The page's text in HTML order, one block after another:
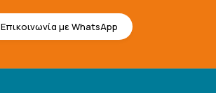
Επικοινωνία με WhatsApp